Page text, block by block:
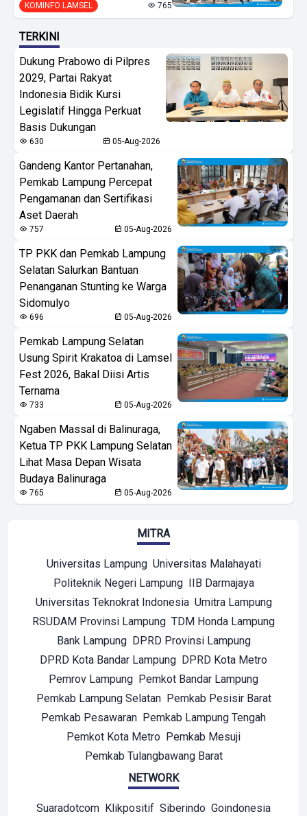
KOMINFO LAMSEL 765
TERKINI
Dukung Prabowo di Pilpres
2029, Partai Rakyat
Indonesia Bidik Kursi
Legislatif Hingga Perkuat
Basis Dukungan
630 05-Aug-2026
Gandeng Kantor Pertanahan,
Pemkab Lampung Percepat
Pengamanan dan Sertifikasi
Aset Daerah
757 05-Aug-2026
TP PKK dan Pemkab Lampung
Selatan Salurkan Bantuan
Penanganan Stunting ke Warga
Sidomulyo
696 05-Aug-2026
Pemkab Lampung Selatan
Usung Spirit Krakatoa di Lamsel
Fest 2026, Bakal Diisi Artis
Ternama
733 05-Aug-2026
Ngaben Massal di Balinuraga,
Ketua TP PKK Lampung Selatan
Lihat Masa Depan Wisata
Budaya Balinuraga
765 05-Aug-2026
MITRA
Universitas Lampung Universitas Malahayati
Politeknik Negeri Lampung
IIB Darmajaya
Universitas Teknokrat Indonesia Umitra Lampung
RSUDAM Provinsi Lampung TDM Honda Lampung
Bank Lampung
DPRD Provinsi Lampung
DPRD Kota Bandar Lampung DPRD Kota Metro
Pemrov Lampung Pemkot Bandar Lampung
Pemkab Lampung Selatan
Pemkab Pesisir Barat
Pemkab Pesawaran Pemkab Lampung Tengah
Pemkot Kota Metro Pemkab Mesuji
Pemkab Tulangbawang Barat
NETWORK
Suaradotcom Klikpositif Siberindo Goindonesia